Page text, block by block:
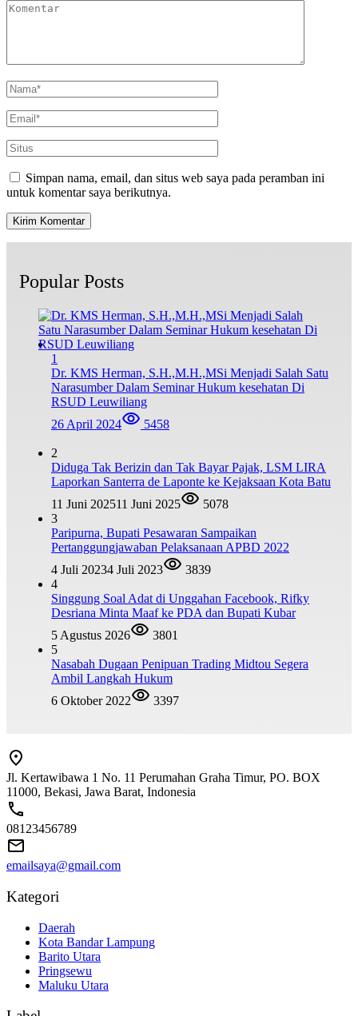
Simpan nama, email, dan situs web saya pada peramban ini
untuk komentar saya berikutnya.
Popular Posts
1
Dr. KMS Herman, S.H.,M.H.,MSi Menjadi Salah Satu
Narasumber Dalam Seminar Hukum kesehatan Di
RSUD Leuwiliang
26 April 2024
5458
2
Diduga Tak Berizin dan Tak Bayar Pajak, LSM LIRA
Laporkan Santerra de Laponte ke Kejaksaan Kota Batu
11 Juni 202511 Juni 2025
5078
3
Paripurna, Bupati Pesawaran Sampaikan
Pertanggungjawaban Pelaksanaan APBD 2022
4 Juli 20234 Juli 2023
3839
4
Singgung Soal Adat di Unggahan Facebook, Rifky
Desriana Minta Maaf ke PDA dan Bupati Kubar
5 Agustus 2026
3801
5
Nasabah Dugaan Penipuan Trading Midtou Segera
Ambil Langkah Hukum
6 Oktober 2022
3397
Jl. Kertawibawa 1 No. 11 Perumahan Graha Timur, PO. BOX
11000, Bekasi, Jawa Barat, Indonesia
08123456789
emailsaya@gmail.com
Kategori
Daerah
Kota Bandar Lampung
Barito Utara
Pringsewu
Maluku Utara